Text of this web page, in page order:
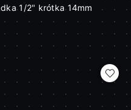
1/2" krótka 14mm